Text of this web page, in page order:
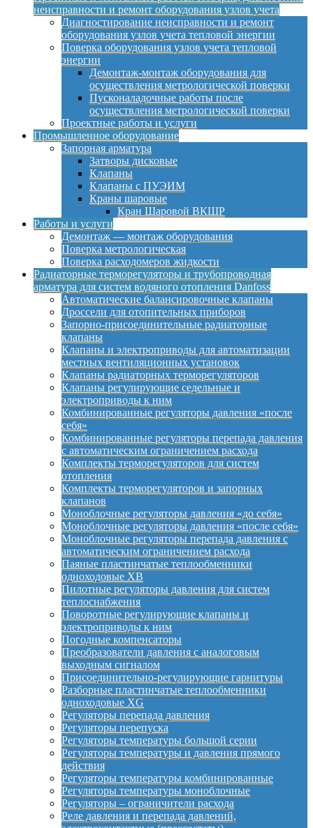
неисправности и ремонт оборудования узлов учета
Диагностирование неисправности и ремонт
оборудования узлов учета тепловой энергии
Поверка оборудования узлов учета тепловой
энергии
Демонтаж-монтаж оборудования для
осуществления метрологической поверки
Пусконаладочные работы после
осуществления метрологической поверки
Проектные работы и услуги
Промышленное оборудование
Запорная арматура
Затворы дисковые
Клапаны
Клапаны с ПУЭИМ
Краны шаровые
Кран Шаровой ВКШР
Работы и услуги
Демонтаж — монтаж оборудования
Поверка метрологическая
Поверка расходомеров жидкости
Радиаторные терморегуляторы и трубопроводная
арматура для систем водяного отопления Danfoss
Автоматические балансировочные клапаны
Дроссели для отопительных приборов
Запорно-присоединительные радиаторные
клапаны
Клапаны и электроприводы для автоматизации
местных вентиляционных установок
Клапаны радиаторных терморегуляторов
Клапаны регулирующие седельные и
электроприводы к ним
Комбинированные регуляторы давления «после
себя»
Комбинированные регуляторы перепада давления
с автоматическим ограничением расхода
Комплекты терморегуляторов для систем
отопления
Комплекты терморегуляторов и запорных
клапанов
Моноблочные регуляторы давления «до себя»
Моноблочные регуляторы давления «после себя»
Моноблочные регуляторы перепада давления с
автоматическим ограничением расхода
Паяные пластинчатые теплообменники
одноходовые XB
Пилотные регуляторы давления для систем
теплоснабжения
Поворотные регулирующие клапаны и
электроприводы к ним
Погодные компенсаторы
Преобразователи давления с аналоговым
выходным сигналом
Присоединительно-регулирующие гарнитуры
Разборные пластинчатые теплообменники
одноходовые XG
Регуляторы перепада давления
Регуляторы перепуска
Регуляторы температуры большой серии
Регуляторы температуры и давления прямого
действия
Регуляторы температуры комбинированные
Регуляторы температуры моноблочные
Регуляторы – ограничители расхода
Реле давления и перепада давлений,